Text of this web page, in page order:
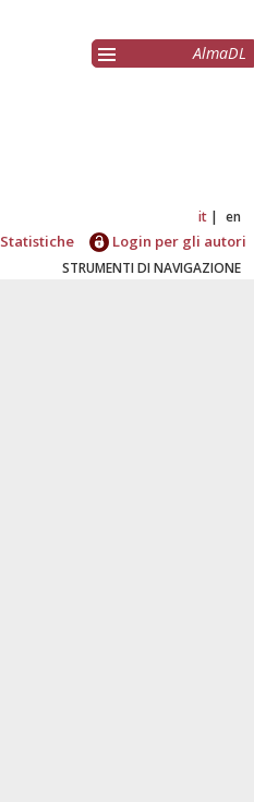
AlmaDL
it en
Statistiche Login per gli autori
STRUMENTI DI NAVIGAZIONE